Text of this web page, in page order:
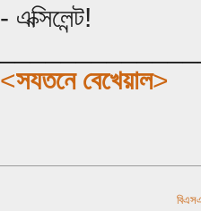
- এক্সিলেন্ট!
<সযতনে বেখেয়াল>